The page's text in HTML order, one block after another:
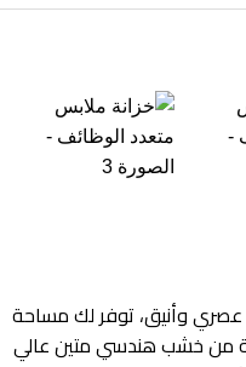
وأنيق، توفر لك مساحة
من خشب هندسي متين عالي